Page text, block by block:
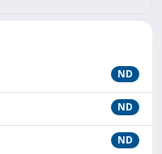
ND
ND
ND